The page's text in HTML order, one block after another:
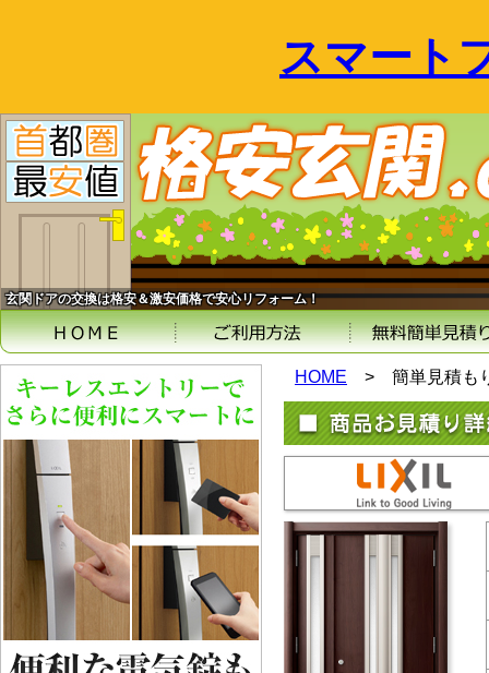
スマート
玄関ドアの交換は格安＆激安価格で安心リフォーム！
HOME > 簡単見積